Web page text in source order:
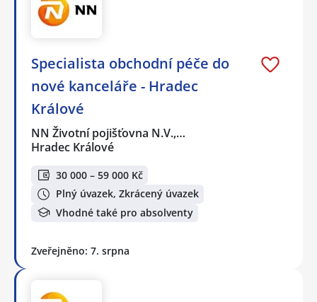
Specialista obchodní péče do
nové kanceláře - Hradec
Králové
NN Životní pojišťovna N.V.,…
Hradec Králové
30 000 – 59 000 Kč
Plný úvazek, Zkrácený úvazek
Vhodné také pro absolventy
Zveřejněno: 7. srpna